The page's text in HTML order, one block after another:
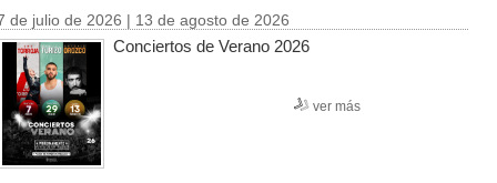
de julio de 2026 | 13 de agosto de 2026
Conciertos de Verano 2026
ver más